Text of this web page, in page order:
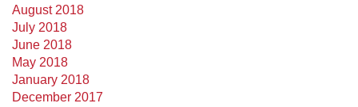
August 2018
July 2018
June 2018
May 2018
January 2018
December 2017